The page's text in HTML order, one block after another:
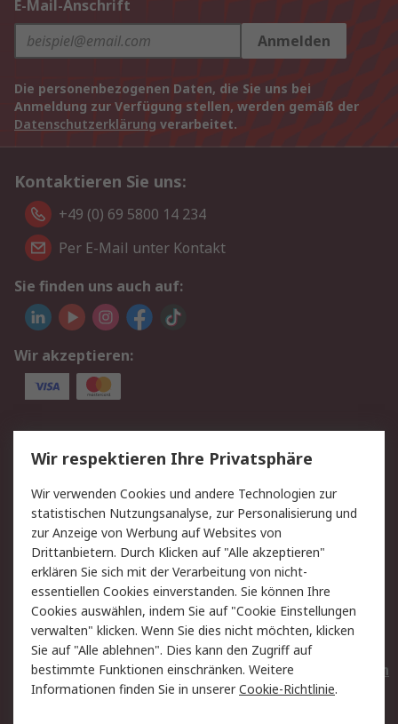
E-Mail-Anschrift
Anmelden
Die personenbezogenen Daten, die Sie uns bei
Anmeldung zur Verfügung stellen, werden gemäß der
Datenschutzerklärung verarbeitet.
Kontaktieren Sie uns:
+49 (0) 69 5800 14 234
Per E-Mail unter Kontakt
Sie finden uns auch auf:
Wir akzeptieren:
Service
Value Added Services
Lieferlösungen
Rücksendungen
Kontakt
Hilfe
Privatkunden
Rechtliches
AGB
Datenschutz
Cookie-Richtlinie
Zahlungsbedingungen
Copyright/Impressum
Entsorgung
Elektrogeräte/Batterien
Wir respektieren Ihre Privatsphäre
Wir verwenden Cookies und andere Technologien zur
statistischen Nutzungsanalyse, zur Personalisierung und
zur Anzeige von Werbung auf Websites von
Drittanbietern. Durch Klicken auf "Alle akzeptieren"
erklären Sie sich mit der Verarbeitung von nicht-
essentiellen Cookies einverstanden. Sie können Ihre
Cookies auswählen, indem Sie auf "Cookie Einstellungen
verwalten" klicken. Wenn Sie dies nicht möchten, klicken
Sie auf "Alle ablehnen". Dies kann den Zugriff auf
bestimmte Funktionen einschränken. Weitere
Informationen finden Sie in unsererCookie-Richtlinie.